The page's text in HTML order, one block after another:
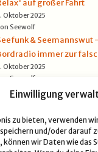
Einwilligung
zu bieten, verwenden
und/oder darauf
wir Daten wie das
auf großer Fahrt
Oktober 2025
Seewolf
& Seemannswut
immer zur
Oktober 2025
von Seewolf